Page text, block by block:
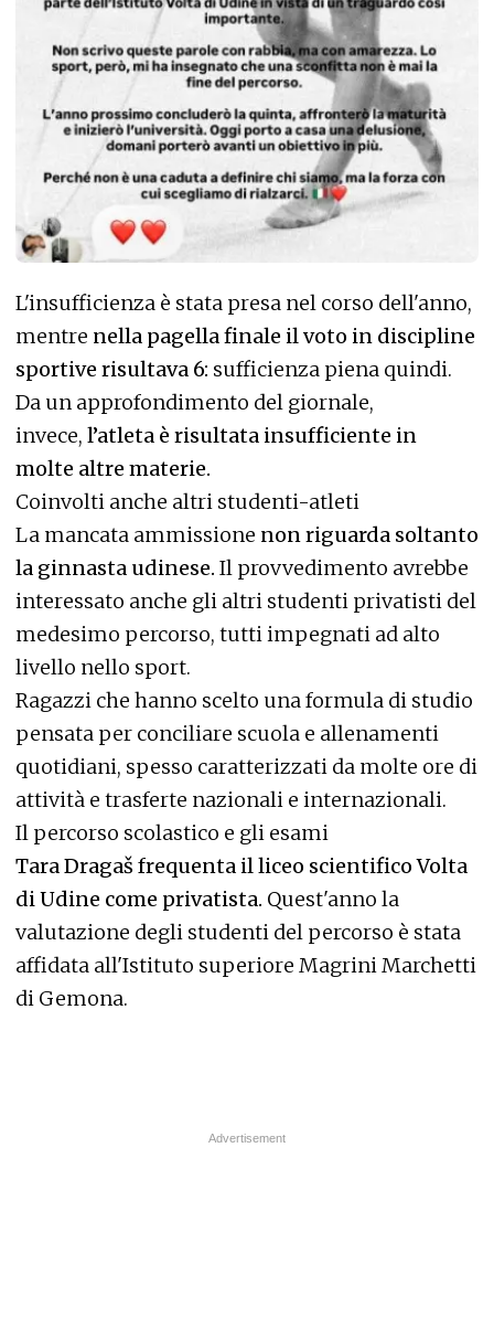
L'insufficienza è stata presa nel corso dell'anno,
mentre nella pagella finale il voto in discipline
sportive risultava 6: sufficienza piena quindi.
Da un approfondimento del giornale,
invece, l’atleta è risultata insufficiente in
molte altre materie.
Coinvolti anche altri studenti-atleti
La mancata ammissione non riguarda soltanto
la ginnasta udinese. Il provvedimento avrebbe
interessato anche gli altri studenti privatisti del
medesimo percorso, tutti impegnati ad alto
livello nello sport.
Ragazzi che hanno scelto una formula di studio
pensata per conciliare scuola e allenamenti
quotidiani, spesso caratterizzati da molte ore di
attività e trasferte nazionali e internazionali.
Il percorso scolastico e gli esami
Tara Dragaš frequenta il liceo scientifico Volta
di Udine come privatista. Quest'anno la
valutazione degli studenti del percorso è stata
affidata all'Istituto superiore Magrini Marchetti
di Gemona.